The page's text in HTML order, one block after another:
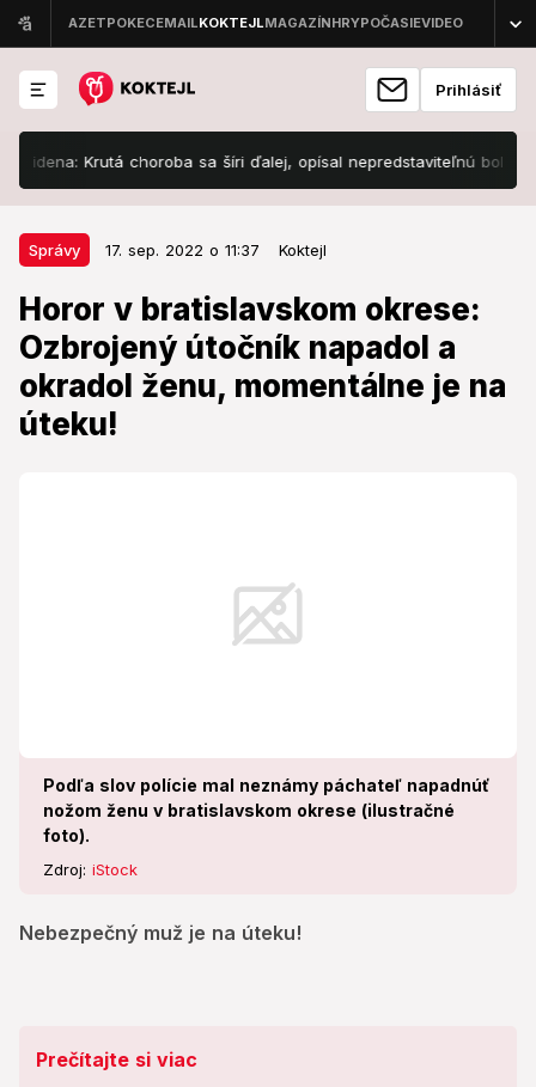
Prihlásiť
Krutá choroba sa šíri ďalej, opísal nepredstaviteľnú bolesť!
Správy 17. sep. 2022 o 11:37 Koktejl
Horor v bratislavskom okrese:
Ozbrojený útočník napadol a
okradol ženu, momentálne je na
úteku!
Podľa slov polície mal neznámy páchateľ napadnúť
nožom ženu v bratislavskom okrese (ilustračné
foto).
Zdroj: iStock
Nebezpečný muž je na úteku!
Správy 17. sep. 2022 o 11:37
Horor v bratislavskom okrese:
Ozbrojený útočník napadol a
okradol ženu, momentálne je na
úteku!
Prečítajte si viac